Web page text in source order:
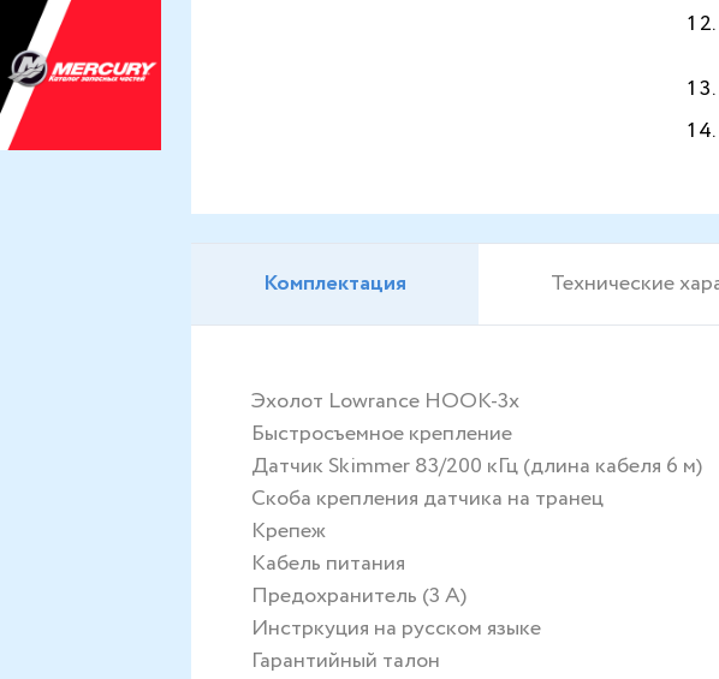
Комплектация Технические
Эхолот Lowrance HOOK-3x
Быстросъемное крепление
Датчик Skimmer 83/200 кГц (длина кабеля 6 м)
Скоба крепления датчика на транец
Крепеж
Кабель питания
Предохранитель (3 А)
Инстркуция на русском языке
Гарантийный талон